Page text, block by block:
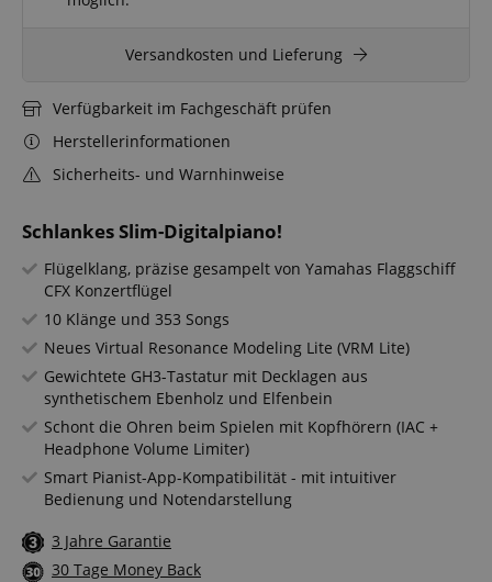
Schlankes Slim-Digitalpiano!
Flügelklang, präzise gesampelt von Yamahas Flaggschiff
CFX Konzertflügel
10 Klänge und 353 Songs
Neues Virtual Resonance Modeling Lite (VRM Lite)
Gewichtete GH3-Tastatur mit Decklagen aus
synthetischem Ebenholz und Elfenbein
Schont die Ohren beim Spielen mit Kopfhörern (IAC +
Headphone Volume Limiter)
Smart Pianist-App-Kompatibilität - mit intuitiver
Bedienung und Notendarstellung
3 Jahre Garantie
30 Tage Money Back
Versandkosten und Lieferung
Verfügbarkeit im Fachgeschäft prüfen
Herstellerinformationen
Sicherheits- und Warnhinweise